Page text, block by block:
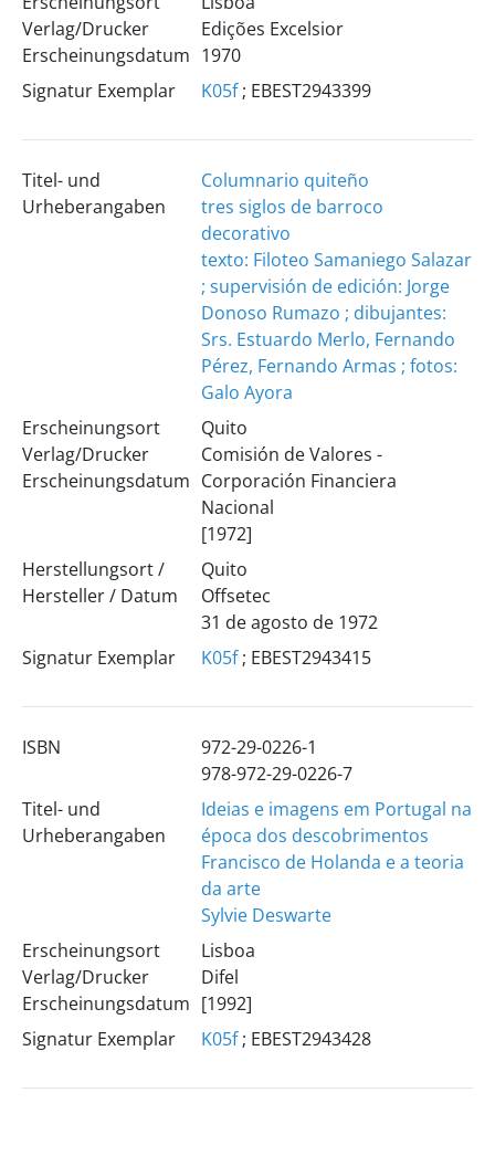
Verlag/Drucker
Erscheinungsdatum
Edições Excelsior
1970
Signatur Exemplar
K05f; EBEST2943399
Titel- und
Urheberangaben
Columnario quiteño
tres siglos de barroco
decorativo
texto: Filoteo Samaniego Salazar
; supervisión de edición: Jorge
Donoso Rumazo ; dibujantes:
Srs. Estuardo Merlo, Fernando
Pérez, Fernando Armas ; fotos:
Galo Ayora
Erscheinungsort
Verlag/Drucker
Erscheinungsdatum
Quito
Comisión de Valores -
Corporación Financiera
Nacional
[1972]
Herstellungsort /
Hersteller / Datum
Quito
Offsetec
31 de agosto de 1972
Signatur Exemplar
K05f; EBEST2943415
ISBN
972-29-0226-1
978-972-29-0226-7
Titel- und
Urheberangaben
Ideias e imagens em Portugal na
época dos descobrimentos
Francisco de Holanda e a teoria
da arte
Sylvie Deswarte
Erscheinungsort
Verlag/Drucker
Erscheinungsdatum
Lisboa
Difel
[1992]
Signatur Exemplar
K05f; EBEST2943428